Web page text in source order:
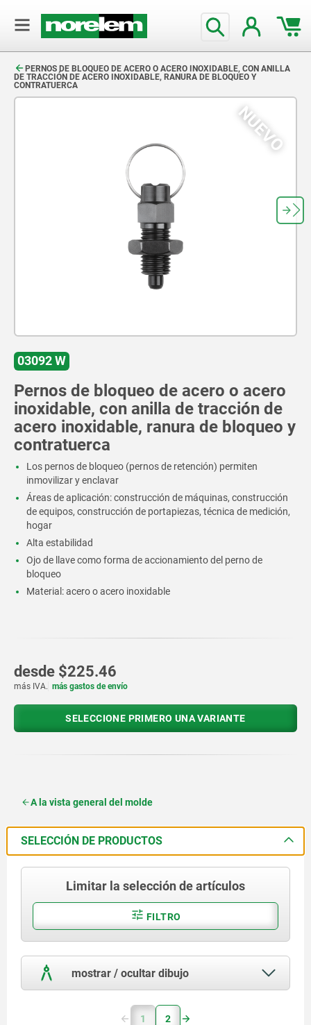
PERNOS DE BLOQUEO DE ACERO O ACERO INOXIDABLE, CON ANILLA
DE TRACCIÓN DE ACERO INOXIDABLE, RANURA DE BLOQUEO Y
CONTRATUERCA
NUEVO
03092 W
Pernos de bloqueo de acero o acero
inoxidable, con anilla de tracción de
acero inoxidable, ranura de bloqueo y
contratuerca
Los pernos de bloqueo (pernos de retención) permiten
inmovilizar y enclavar
Áreas de aplicación: construcción de máquinas, construcción
de equipos, construcción de portapiezas, técnica de medición,
hogar
Alta estabilidad
Ojo de llave como forma de accionamiento del perno de
bloqueo
Material: acero o acero inoxidable
desde $225.46
más IVA. más gastos de envío
SELECCIONE PRIMERO UNA VARIANTE
A la vista general del molde
SELECCIÓN DE PRODUCTOS
Limitar la selección de artículos
FILTRO
mostrar / ocultar dibujo
1 2